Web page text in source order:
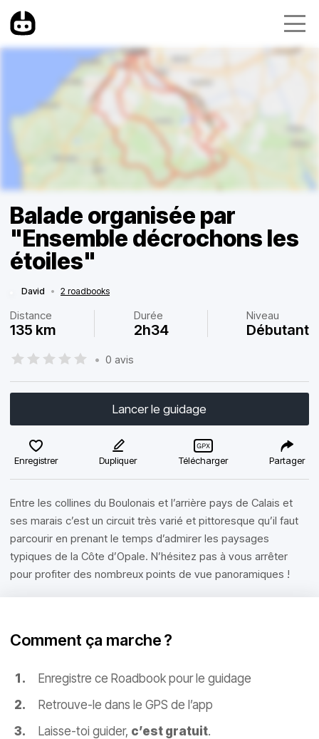
Balade organisée par
"Ensemble décrochons les
étoiles"
David • 2 roadbooks
Distance
135 km
Durée
2h34
Niveau
Débutant
• 0 avis
Lancer le guidage
Enregistrer Dupliquer Télécharger Partager
Entre les collines du Boulonais et l’arrière pays de Calais et
ses marais c’est un circuit très varié et pittoresque qu’il faut
parcourir en prenant le temps d’admirer les paysages
typiques de la Côte d’Opale. N’hésitez pas à vous arrêter
pour profiter des nombreux points de vue panoramiques !
Comment ça marche ?
Enregistre ce Roadbook pour le guidage
Retrouve-le dans le GPS de l’app
Laisse-toi guider, c’est gratuit.